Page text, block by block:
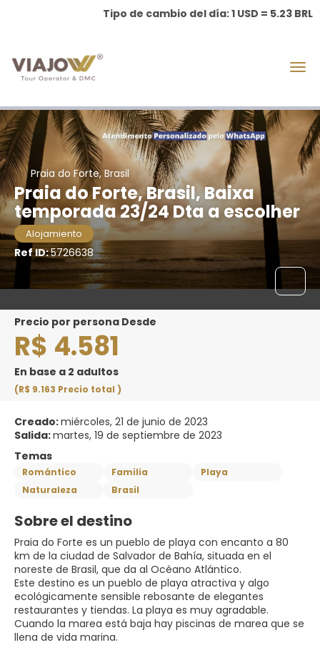
Tipo de cambio del día: 1 USD = 5.23 BRL
Praia do Forte, Brasil
Praia do Forte, Brasil, Baixa
temporada 23/24 Dta a escolher
Alojamiento
Ref ID:5726638
precio por persona Desde
R$ 4.581
En base a 2 adultos
(R$ 9.163 Precio total )
Creado:miércoles, 21 de junio de 2023
Salida:martes, 19 de septiembre de 2023
Temas
Romántico Familia
Playa
Naturaleza
Brasil
Sobre el destino
Praia do Forte es un pueblo de playa con encanto a 80
km de la ciudad de Salvador de Bahía, situada en el
noreste de Brasil, que da al Océano Atlántico.
Este destino es un pueblo de playa atractiva y algo
ecológicamente sensible rebosante de elegantes
restaurantes y tiendas. La playa es muy agradable.
Cuando la marea está baja hay piscinas de marea que se
llena de vida marina.